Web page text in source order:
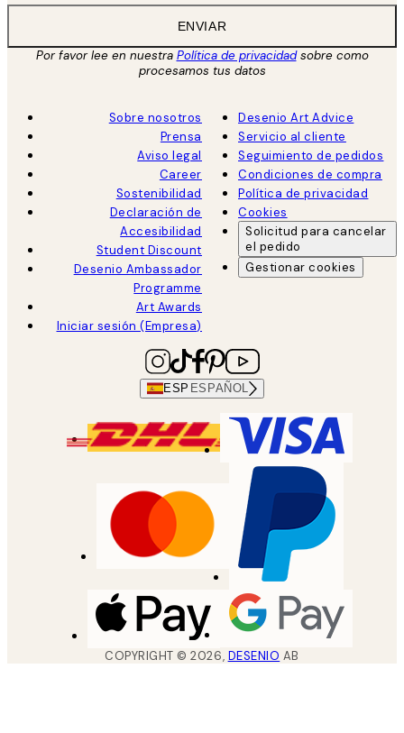
ENVIAR
Por favor lee en nuestra Política de privacidadsobre como
procesamos tus datos
Sobre nosotros
Prensa
Aviso legal
Career
Sostenibilidad
Declaración de
Accesibilidad
Student Discount
Desenio Ambassador
Programme
Art Awards
Iniciar sesión (Empresa)
Desenio Art Advice
Servicio al cliente
Seguimiento de pedidos
Condiciones de compra
Política de privacidad
Cookies
Solicitud para cancelar
el pedido
Gestionar cookies
ESP ESPAÑOL
COPYRIGHT ©2026, DESENIO AB